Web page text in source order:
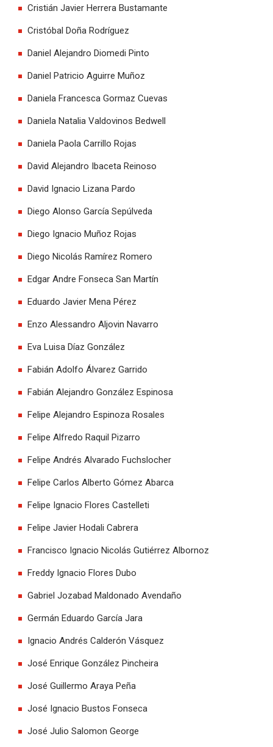
Cristián Javier Herrera Bustamante
Cristóbal Doña Rodríguez
Daniel Alejandro Diomedi Pinto
Daniel Patricio Aguirre Muñoz
Daniela Francesca Gormaz Cuevas
Daniela Natalia Valdovinos Bedwell
Daniela Paola Carrillo Rojas
David Alejandro Ibaceta Reinoso
David Ignacio Lizana Pardo
Diego Alonso García Sepúlveda
Diego Ignacio Muñoz Rojas
Diego Nicolás Ramírez Romero
Edgar Andre Fonseca San Martín
Eduardo Javier Mena Pérez
Enzo Alessandro Aljovin Navarro
Eva Luisa Díaz González
Fabián Adolfo Álvarez Garrido
Fabián Alejandro González Espinosa
Felipe Alejandro Espinoza Rosales
Felipe Alfredo Raquil Pizarro
Felipe Andrés Alvarado Fuchslocher
Felipe Carlos Alberto Gómez Abarca
Felipe Ignacio Flores Castelleti
Felipe Javier Hodali Cabrera
Francisco Ignacio Nicolás Gutiérrez Albornoz
Freddy Ignacio Flores Dubo
Gabriel Jozabad Maldonado Avendaño
Germán Eduardo García Jara
Ignacio Andrés Calderón Vásquez
José Enrique González Pincheira
José Guillermo Araya Peña
José Ignacio Bustos Fonseca
José Julio Salomon George